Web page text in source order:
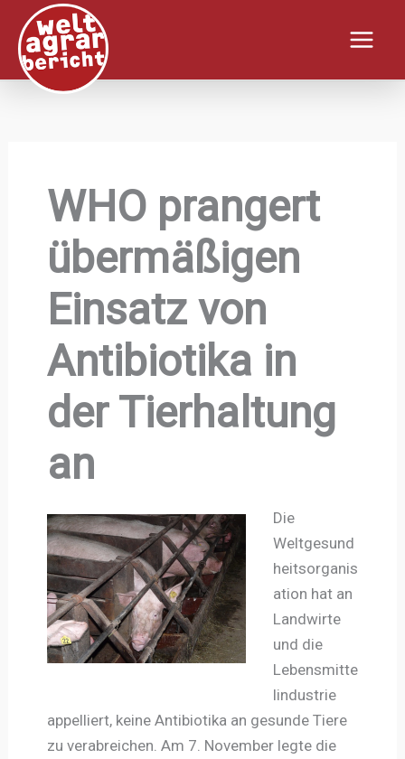
Inhalt
springen
WHO prangert
übermäßigen
Einsatz von
Antibiotika in
der Tierhaltung
an
Die
Weltgesund
heitsorganis
ation hat an
Landwirte
und die
Lebensmitte
lindustrie
appelliert, keine Antibiotika an gesunde Tiere
zu verabreichen. Am 7. November legte die